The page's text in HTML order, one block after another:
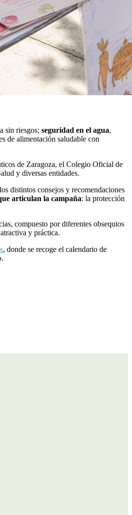
sin riesgos; seguridad en el agua,
de alimentación saludable con
de Zaragoza, el Colegio Oficial de
y diversas entidades.
distintos consejos y recomendaciones
articulan la campaña: la protección
compuesto por diferentes obsequios
y práctica.
, donde se recoge el calendario de